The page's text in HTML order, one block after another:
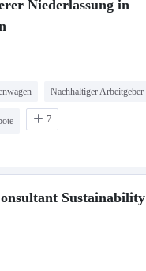
Niederlassung in
Nachhaltiger Arbeitgeber
7
Sustainability